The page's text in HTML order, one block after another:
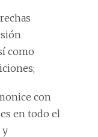
como
con
en todo el
y